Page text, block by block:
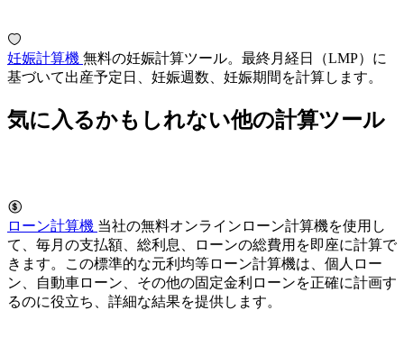
妊娠計算機 無料の妊娠計算ツール。最終月経日（LMP）に
基づいて出産予定日、妊娠週数、妊娠期間を計算します。
気に入るかもしれない他の計算ツール
ローン計算機 当社の無料オンラインローン計算機を使用し
て、毎月の支払額、総利息、ローンの総費用を即座に計算で
きます。この標準的な元利均等ローン計算機は、個人ロー
ン、自動車ローン、その他の固定金利ローンを正確に計画す
るのに役立ち、詳細な結果を提供します。